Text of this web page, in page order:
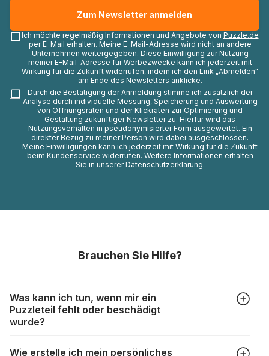
Ich möchte regelmäßig Informationen und Angebote von Puzzle.de
per E-Mail erhalten. Meine E-Mail-Adresse wird nicht an andere
Unternehmen weitergegeben. Diese Einwilligung zur Nutzung
meiner E-Mail-Adresse für Werbezwecke kann ich jederzeit mit
Wirkung für die Zukunft widerrufen, indem ich den Link „Abmelden"
am Ende des Newsletters anklicke.
Durch die Bestätigung der Anmeldung stimme ich zusätzlich der
Analyse durch individuelle Messung, Speicherung und Auswertung
von Öffnungsraten und der Klickraten zur Optimierung und
Gestaltung zukünftiger Newsletter zu. Hierfür wird das
Nutzungsverhalten in pseudonymisierter Form ausgewertet. Ein
direkter Bezug zu meiner Person wird dabei ausgeschlossen.
Meine Einwilligungen kann ich jederzeit mit Wirkung für die Zukunft
beim Kundenservice widerrufen. Weitere Informationen erhalten
Sie in unserer Datenschutzerklärung.
Brauchen Sie Hilfe?
Was kann ich tun, wenn mir ein
Puzzleteil fehlt oder beschädigt
wurde?
Wie erstelle ich mein persönliches